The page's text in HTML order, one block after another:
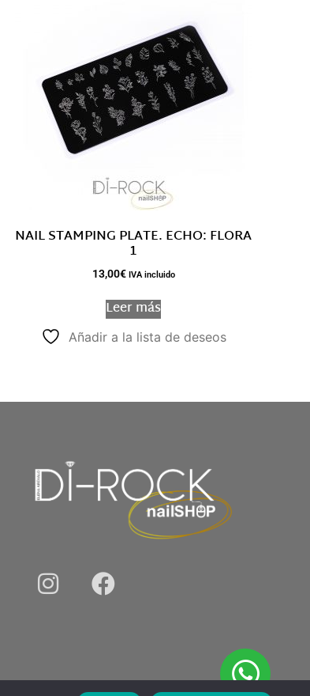
NAIL STAMPING PLATE. ECHO: FLORA
1
13,00€ IVA incluido
Leer más
Añadir a la lista de deseos